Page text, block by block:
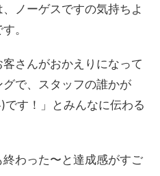
ノーゲスですの気持ちよ
。
さんがおかえりになって
で、スタッフの誰かが
です！」とみんなに伝わる
わった〜と達成感がすご